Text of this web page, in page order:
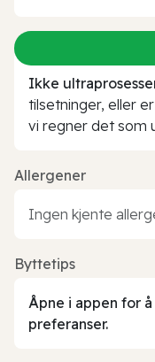
Ikke
tilsetninger, eller
vi regner det som
Allergener
Ingen kjente
Byttetips
Åpne i appen for
preferanser.